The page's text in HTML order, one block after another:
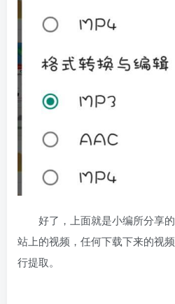
好了，上面就是小编所分享
站上的视频，任何下载下来的视
行提取。